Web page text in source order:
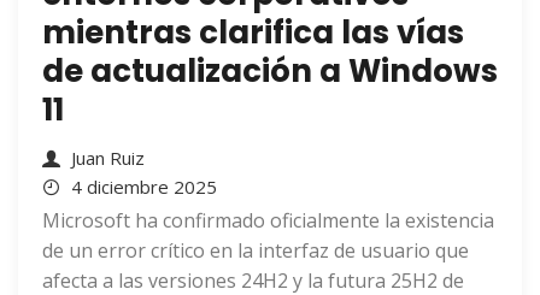
mientras clarifica las vías
de actualización a Windows
11
Juan Ruiz
4 diciembre 2025
Microsoft ha confirmado oficialmente la existencia
de un error crítico en la interfaz de usuario que
afecta a las versiones 24H2 y la futura 25H2 de